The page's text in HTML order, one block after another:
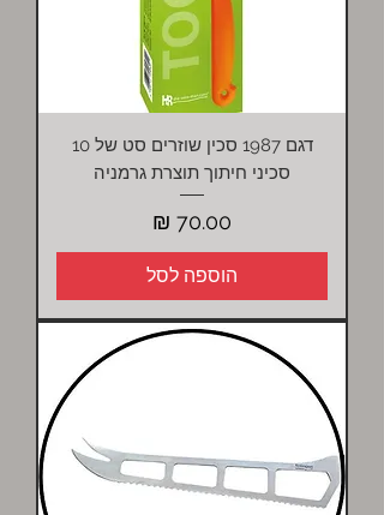
דגם 1987 סכין שוזרים סט של 10
סכיני חיתוך תוצרת גרמניה
מחיר
הוספה לסל